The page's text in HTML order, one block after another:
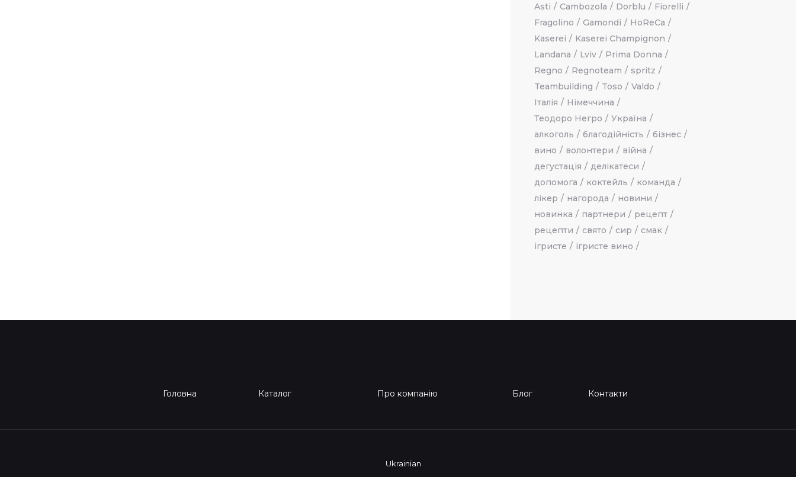
Asti Cambozola Dorblu
Fiorelli
Fragolino
Gamondi
HoReCa
Kaserei
Kaserei Champignon
Landana
Lviv
Prima Donna
Regno
Regnoteam
spritz
Teambuilding
Toso
Valdo
Італія
Німеччина
Теодоро Негро
Україна
алкоголь
благодійність
бізнес
вино
волонтери
війна
дегустація
делікатеси
допомога
коктейль
команда
лікер
нагорода
новини
новинка
партнери
рецепт
рецепти
свято сир
смак
ігристе
ігристе вино
Головна Каталог Про компанію Блог Контакти
Ukrainian